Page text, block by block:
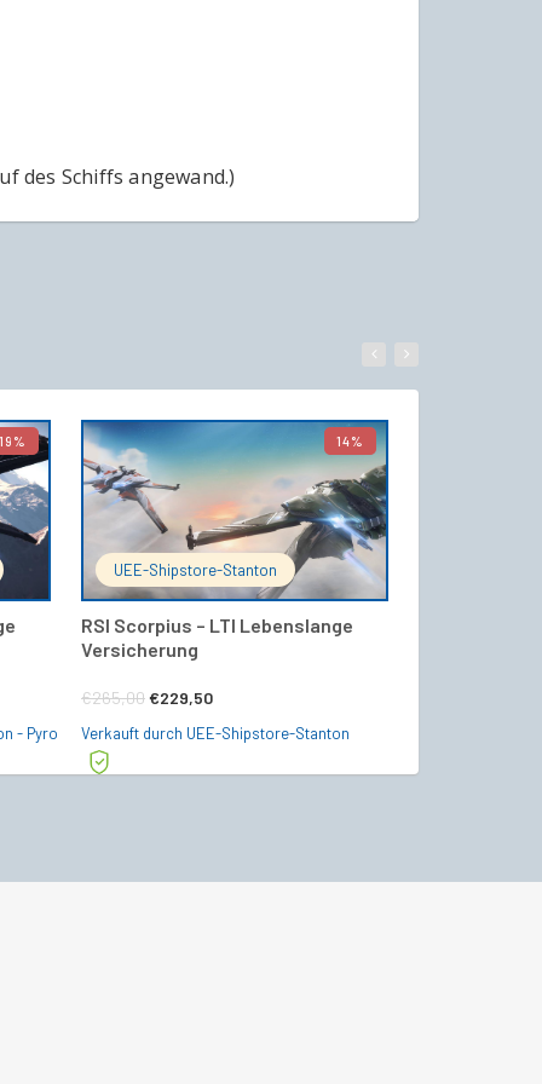
des Schiffs angewand.)
19%
- Pyro
14%
UEE-Shipstore-Stanton
RSI Scorpius – LTI Lebenslange
Versicherung
€265,00Ursprünglicher
Preis
€229,50
Preis
IN DEN WARENKORB
Verkauft durch UEE-Shipstore-Stanton